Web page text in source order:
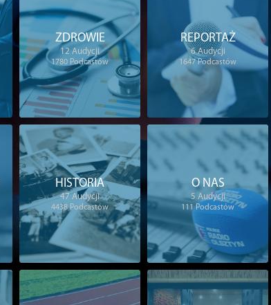
ZDROWIE
12 Audycji
1780 Podcastów
REPORTAŻ
6 Audycji
1647Podcastów
HISTORIA
47 Audycji
4438Podcastów
O NAS
5 Audycji
111 Podcastów